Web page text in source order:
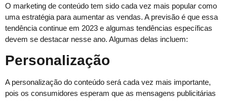
O marketing de conteúdo tem sido cada vez mais popular como
uma estratégia para aumentar as vendas. A previsão é que essa
tendência continue em 2023 e algumas tendências específicas
devem se destacar nesse ano. Algumas delas incluem:
Personalização
A personalização do conteúdo será cada vez mais importante,
pois os consumidores esperam que as mensagens publicitárias